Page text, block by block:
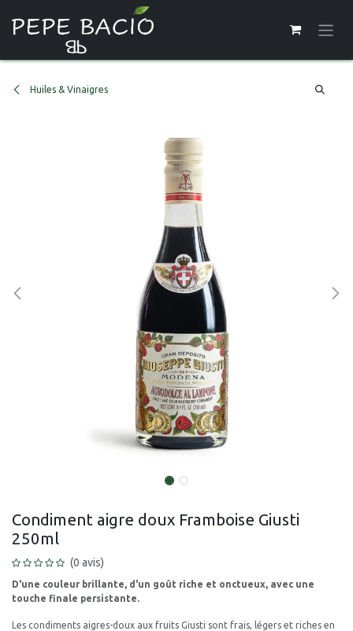
Huiles & Vinaigres
Condiment aigre doux Framboise Giusti
250ml
(0 avis)
D'une couleur brillante, d'un goût riche et onctueux, avec une
touche finale persistante.
Les condiments aigres-doux aux fruits Giusti sont frais, légers et riches en